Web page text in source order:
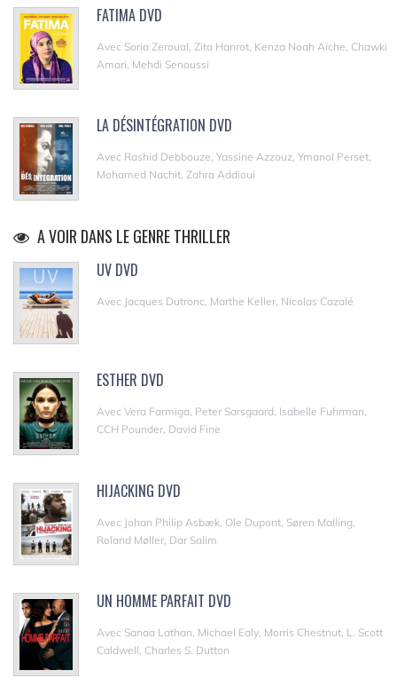
FATIMA DVD
Avec Soria Zeroual, Zita Hanrot, Kenza Noah Aïche, Chawki
Amari, Mehdi Senoussi
LA DÉSINTÉGRATION DVD
Avec Rashid Debbouze, Yassine Azzouz, Ymanol Perset,
Mohamed Nachit, Zahra Addioui
A VOIR DANS LE GENRE THRILLER
UV DVD
Avec Jacques Dutronc, Marthe Keller, Nicolas Cazalé
ESTHER DVD
Avec Vera Farmiga, Peter Sarsgaard, Isabelle Fuhrman,
CCH Pounder, David Fine
HIJACKING DVD
Avec Johan Philip Asbæk, Ole Dupont, Søren Malling,
Roland Møller, Dar Salim
UN HOMME PARFAIT DVD
Avec Sanaa Lathan, Michael Ealy, Morris Chestnut, L. Scott
Caldwell, Charles S. Dutton